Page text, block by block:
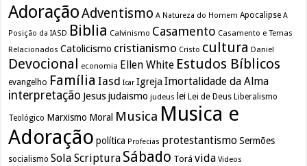
AdoraçãoAdventismo A Natureza do Homem Apocalipse A
Posição da IASD Biblia Calvinismo Casamento Casamento e Temas
Relacionados Catolicismo cristianismo Cristo cultura Daniel
Devocional economia Ellen White Estudos Bíblicos
evangelho Família Iasd Icar Igreja Imortalidade da Alma
interpretação Jesusjudaismo judeus lei Lei de Deus Liberalismo
Teológico Marxismo Moral Musica Musica e
Adoração política Profecias protestantismo Sermões
socialismo Sola Scriptura Sábado Torá vida Videos